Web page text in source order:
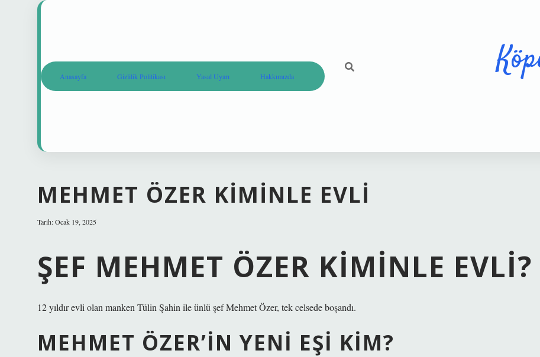
Anasayfa Gizlilik Politikası Yasal Uyarı Hakkımızda
MEHMET ÖZER KIMINLE EVLI
Tarih: Ocak 19, 2025
ŞEF MEHMET ÖZER KIMINLE EVLI?
12 yıldır evli olan manken Tülin Şahin ile ünlü şef Mehmet Özer, tek celsede boşandı.
MEHMET ÖZER’IN YENI EŞI KIM?